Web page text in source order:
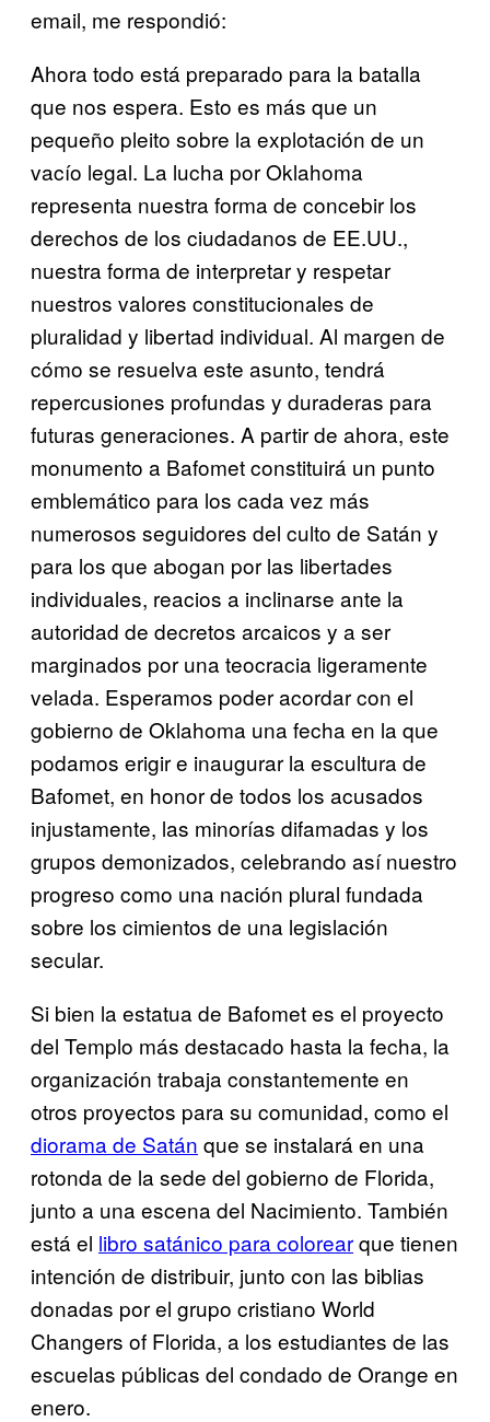
email, me respondió:
Ahora todo está preparado para la batalla
que nos espera. Esto es más que un
pequeño pleito sobre la explotación de un
vacío legal. La lucha por Oklahoma
representa nuestra forma de concebir los
derechos de los ciudadanos de EE.UU.,
nuestra forma de interpretar y respetar
nuestros valores constitucionales de
pluralidad y libertad individual. Al margen de
cómo se resuelva este asunto, tendrá
repercusiones profundas y duraderas para
futuras generaciones. A partir de ahora, este
monumento a Bafomet constituirá un punto
emblemático para los cada vez más
numerosos seguidores del culto de Satán y
para los que abogan por las libertades
individuales, reacios a inclinarse ante la
autoridad de decretos arcaicos y a ser
marginados por una teocracia ligeramente
velada. Esperamos poder acordar con el
gobierno de Oklahoma una fecha en la que
podamos erigir e inaugurar la escultura de
Bafomet, en honor de todos los acusados
injustamente, las minorías difamadas y los
grupos demonizados, celebrando así nuestro
progreso como una nación plural fundada
sobre los cimientos de una legislación
secular.
Si bien la estatua de Bafomet es el proyecto
del Templo más destacado hasta la fecha, la
organización trabaja constantemente en
otros proyectos para su comunidad, como el
diorama de Satán que se instalará en una
rotonda de la sede del gobierno de Florida,
junto a una escena del Nacimiento. También
está el ​libro satánico para colorearque tienen
intención de distribuir, junto con las biblias
donadas por el grupo cristiano World
Changers of Florida, a los estudiantes de las
escuelas públicas del condado de Orange en
enero.